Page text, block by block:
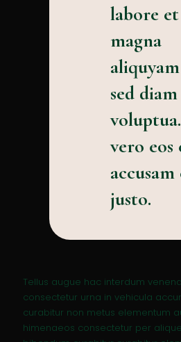
labore
magna
sed diam
vero eos
justo.
Tellus augue hac interdum
consectetur urna in vehicula
curabitur non metus elementum
himenaeos consectetur per